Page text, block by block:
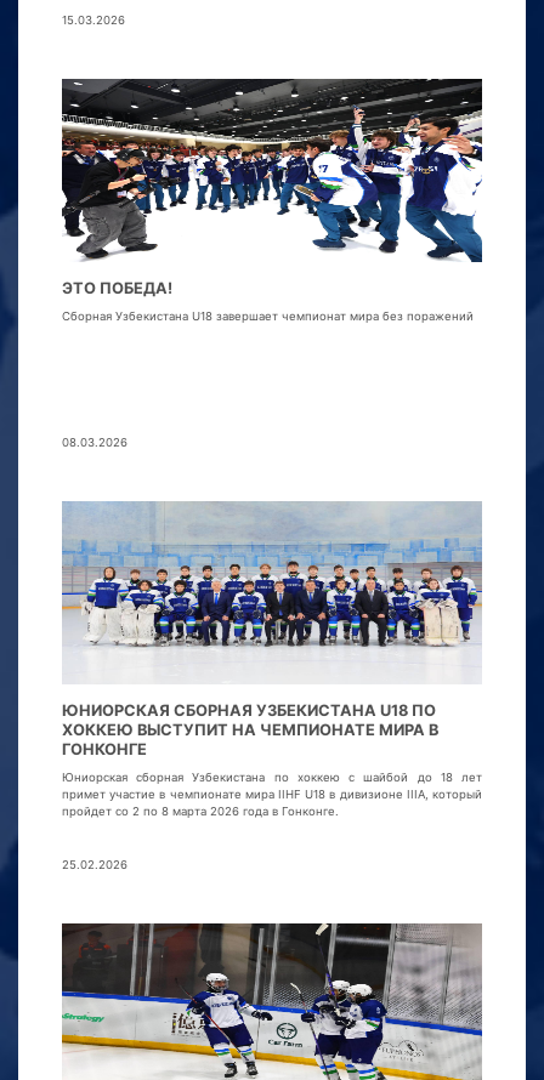
15.03.2026
ЭТО ПОБЕДА!
Сборная Узбекистана U18 завершает чемпионат мира без поражений
08.03.2026
ЮНИОРСКАЯ СБОРНАЯ УЗБЕКИСТАНА U18 ПО
ХОККЕЮ ВЫСТУПИТ НА ЧЕМПИОНАТЕ МИРА В
ГОНКОНГЕ
Юниорская сборная Узбекистана по хоккею с шайбой до 18 лет
примет участие в чемпионате мира IIHF U18 в дивизионе IIIA, который
пройдет со 2 по 8 марта 2026 года в Гонконге.
25.02.2026